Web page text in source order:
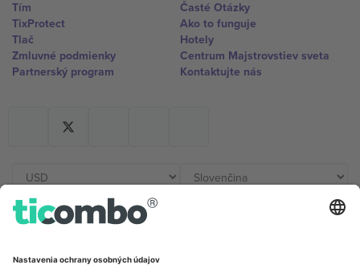
Tím
TixProtect
Tlač
Zmluvné podmienky
Partnerský program
Časté Otázky
Ako to funguje
Hotely
Centrum Majstrovstiev sveta
Kontaktujte nás